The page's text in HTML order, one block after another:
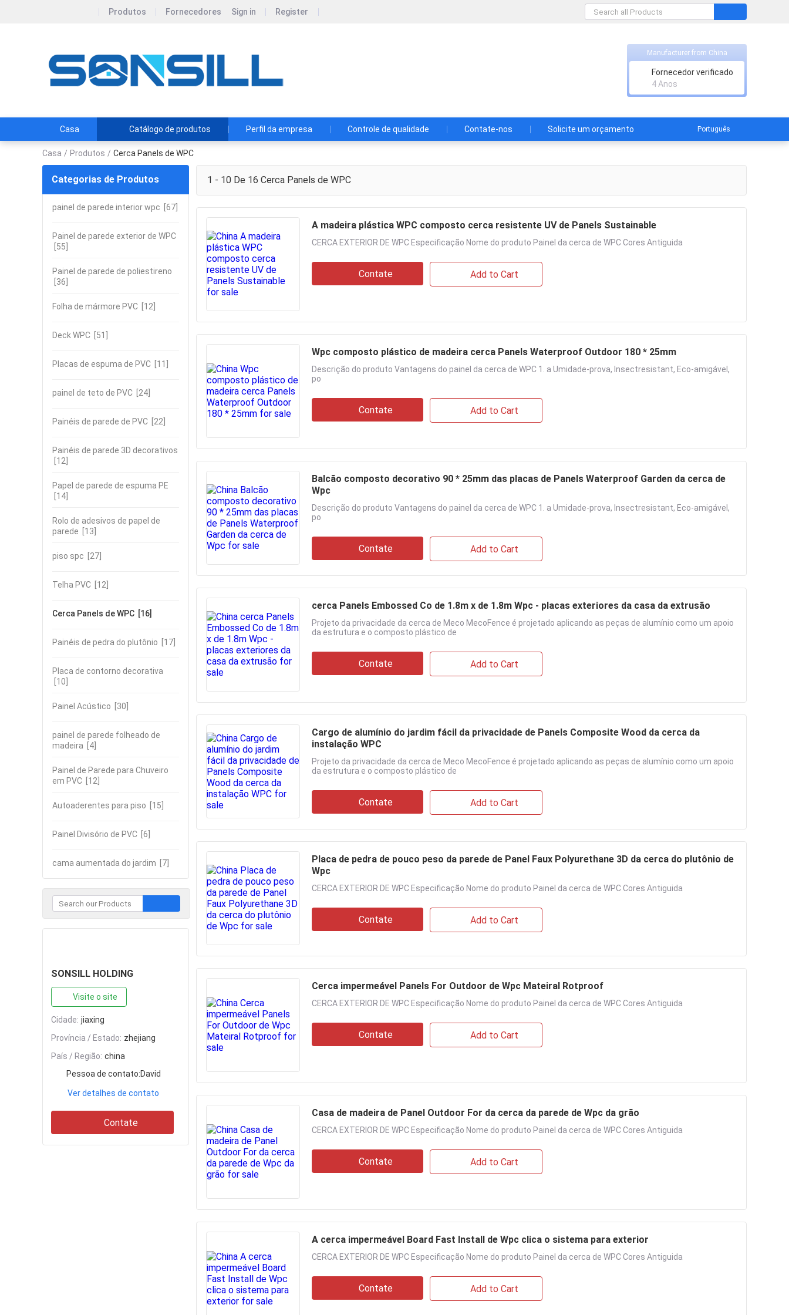
Produtos Fornecedores Sign in Register
Manufacturer from China
Fornecedor verificado
4 Anos
Casa Catálogo de produtos Perfil da empresa Controle de qualidade Contate-nos Solicite um orçamento Português
Casa / Produtos / Cerca Panels de WPC
Categorias de Produtos
painel de parede interior wpc [67]
Painel de parede exterior de WPC
[55]
Painel de parede de poliestireno
[36]
Folha de mármore PVC [12]
Deck WPC [51]
Placas de espuma de PVC [11]
painel de teto de PVC [24]
Painéis de parede de PVC [22]
Painéis de parede 3D decorativos
[12]
Papel de parede de espuma PE
[14]
Rolo de adesivos de papel de
parede [13]
piso spc [27]
Telha PVC [12]
Cerca Panels de WPC [16]
Painéis de pedra do plutônio [17]
Placa de contorno decorativa
[10]
Painel Acústico [30]
painel de parede folheado de
madeira [4]
Painel de Parede para Chuveiro
em PVC [12]
Autoaderentes para piso [15]
Painel Divisório de PVC [6]
cama aumentada do jardim [7]
SONSILL HOLDING
Visite o site
Cidade: jiaxing
Província / Estado: zhejiang
País / Região: china
Pessoa de contato:David
Ver detalhes de contato
Contate
1 - 10 De 16 Cerca Panels de WPC
A madeira plástica WPC composto cerca resistente UV de Panels Sustainable
CERCA EXTERIOR DE WPC Especificação Nome do produto Painel da cerca de WPC Cores Antiguida
Contate Add to Cart
Wpc composto plástico de madeira cerca Panels Waterproof Outdoor 180 * 25mm
Descrição do produto Vantagens do painel da cerca de WPC 1. a Umidade-prova, Insectresistant, Eco-amigável,
po
Contate Add to Cart
Balcão composto decorativo 90 * 25mm das placas de Panels Waterproof Garden da cerca de
Wpc
Descrição do produto Vantagens do painel da cerca de WPC 1. a Umidade-prova, Insectresistant, Eco-amigável,
po
Contate Add to Cart
cerca Panels Embossed Co de 1.8m x de 1.8m Wpc - placas exteriores da casa da extrusão
Projeto da privacidade da cerca de Meco MecoFence é projetado aplicando as peças de alumínio como um apoio
da estrutura e o composto plástico de
Contate Add to Cart
Cargo de alumínio do jardim fácil da privacidade de Panels Composite Wood da cerca da
instalação WPC
Projeto da privacidade da cerca de Meco MecoFence é projetado aplicando as peças de alumínio como um apoio
da estrutura e o composto plástico de
Contate Add to Cart
Placa de pedra de pouco peso da parede de Panel Faux Polyurethane 3D da cerca do plutônio de
Wpc
CERCA EXTERIOR DE WPC Especificação Nome do produto Painel da cerca de WPC Cores Antiguida
Contate Add to Cart
Cerca impermeável Panels For Outdoor de Wpc Mateiral Rotproof
CERCA EXTERIOR DE WPC Especificação Nome do produto Painel da cerca de WPC Cores Antiguida
Contate Add to Cart
Casa de madeira de Panel Outdoor For da cerca da parede de Wpc da grão
CERCA EXTERIOR DE WPC Especificação Nome do produto Painel da cerca de WPC Cores Antiguida
Contate Add to Cart
A cerca impermeável Board Fast Install de Wpc clica o sistema para exterior
CERCA EXTERIOR DE WPC Especificação Nome do produto Painel da cerca de WPC Cores Antiguida
Contate Add to Cart